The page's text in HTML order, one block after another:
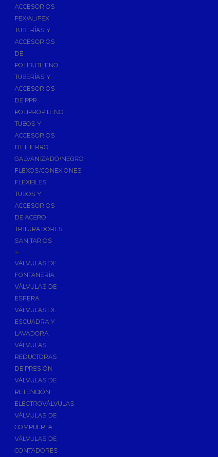
ACCESORIOS
PEX/AL/PEX
TUBERÍAS Y
ACCESORIOS
DE
POLIBUTILENO
TUBERÍAS Y
ACCESORIOS
DE PPR
POLIPROPILENO
TUBOS Y
ACCESORIOS
DE HIERRO
GALVANIZADO/NEGRO
FLEXOS/CONEXIONES
FLEXIBLES
TUBOS Y
ACCESORIOS
DE ACERO
TRITURADORES
SANITARIOS
+
VÁLVULAS DE
FONTANERÍA
VÁLVULAS DE
ESFERA
VÁLVULAS DE
ESCUADRA Y
LAVADORA
VÁLVULAS
REDUCTORAS
DE PRESIÓN
VÁLVULAS DE
RETENCIÓN
ELECTROVÁLVULAS
VÁLVULAS DE
COMPUERTA
VÁLVULAS DE
CONTADORES